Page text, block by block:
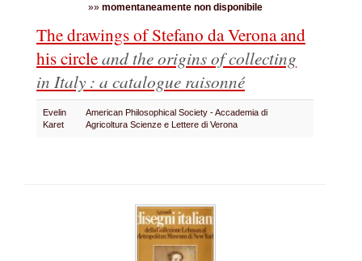
»» momentaneamente non disponibile
The drawings of Stefano da Verona and
his circleand the origins of collecting
in Italy : a catalogue raisonné
Evelin
Karet
American Philosophical Society - Accademia di
Agricoltura Scienze e Lettere di Verona